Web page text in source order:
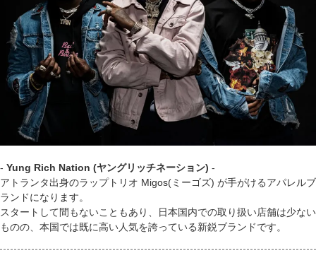
- Yung Rich Nation (ヤングリッチネーション) -
アトランタ出身のラップトリオ Migos(ミーゴズ) が手がけるアパレルブ
ランドになります。
スタートして間もないこともあり、日本国内での取り扱い店舗は少ない
ものの、本国では既に高い人気を誇っている新鋭ブランドです。